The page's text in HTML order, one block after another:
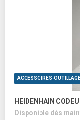
HEIDENHAIN
Disponible dès